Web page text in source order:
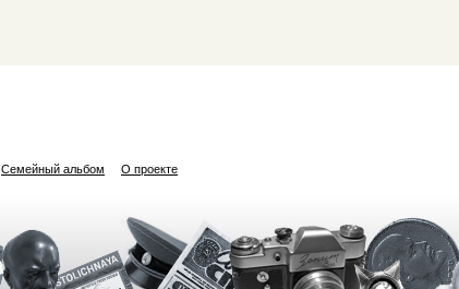
Семейный альбом О проекте